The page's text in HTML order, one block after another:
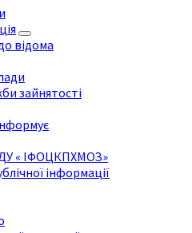
відома
зайнятості
« ІФОЦКПХМОЗ»
інформації